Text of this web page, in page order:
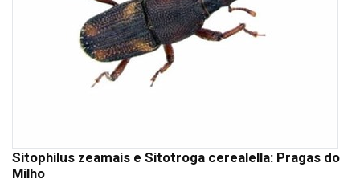
Sitophilus zeamais e Sitotroga cerealella: Pragas do
Milho